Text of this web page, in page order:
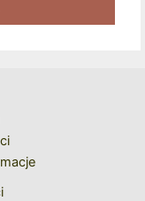
Rabatowy Na